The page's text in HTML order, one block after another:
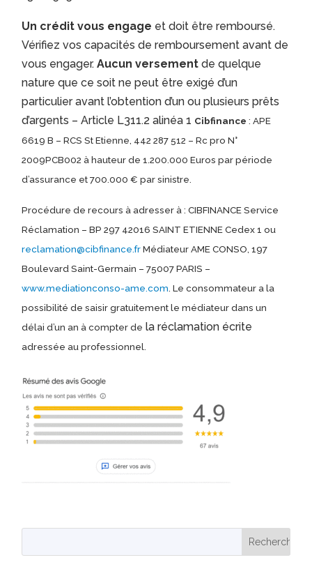
Un crédit vous engage et doit être remboursé.
Vérifiez vos capacités de remboursement avant de
vous engager.Aucun versement de quelque
nature que ce soit ne peut être exigé d’un
particulier avant l’obtention d’un ou plusieurs prêts
d’argents – Article L311.2 alinéa 1 Cibfinance: APE
6619 B – RCS St Etienne, 442 287 512 – Rc pro N°
2009PCB002 à hauteur de 1.200.000 Euros par période
d’assurance et 700.000 € par sinistre.
Procédure de recours à adresser à : CIBFINANCE Service
Réclamation – BP 297 42016 SAINT ETIENNE Cedex 1 ou
reclamation@cibfinance.frMédiateur AME CONSO, 197
Boulevard Saint-Germain – 75007 PARIS –
www.mediationconso-ame.com. Le consommateur a la
possibilité de saisir gratuitement le médiateur dans un
délai d’un an à compter de la réclamation écrite
adressée au professionnel.